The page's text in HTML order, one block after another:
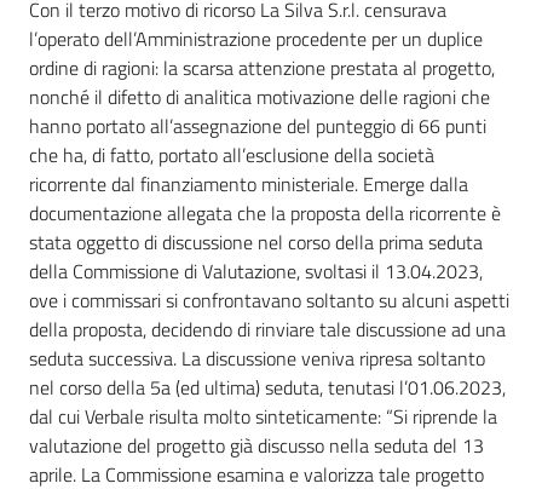
Con il terzo motivo di ricorso La Silva S.r.l. censurava
l’operato dell’Amministrazione procedente per un duplice
ordine di ragioni: la scarsa attenzione prestata al progetto,
nonché il difetto di analitica motivazione delle ragioni che
hanno portato all’assegnazione del punteggio di 66 punti
che ha, di fatto, portato all’esclusione della società
ricorrente dal finanziamento ministeriale. Emerge dalla
documentazione allegata che la proposta della ricorrente è
stata oggetto di discussione nel corso della prima seduta
della Commissione di Valutazione, svoltasi il 13.04.2023,
ove i commissari si confrontavano soltanto su alcuni aspetti
della proposta, decidendo di rinviare tale discussione ad una
seduta successiva. La discussione veniva ripresa soltanto
nel corso della 5a (ed ultima) seduta, tenutasi l’01.06.2023,
dal cui Verbale risulta molto sinteticamente: “Si riprende la
valutazione del progetto già discusso nella seduta del 13
aprile. La Commissione esamina e valorizza tale progetto